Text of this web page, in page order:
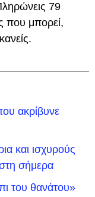
79
που μπορεί,
ακρίβυνε
και ισχυρούς
σήμερα
του θανάτου»